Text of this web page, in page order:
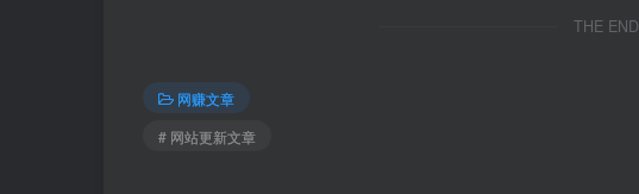
THE END
网赚文章
# 网站更新文章